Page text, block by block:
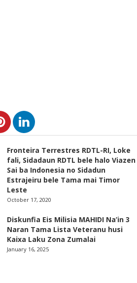
Fronteira Terrestres RDTL-RI, Loke
fali, Sidadaun RDTL bele halo Viazen
Sai ba Indonesia no Sidadun
Estrajeiru bele Tama mai Timor
Leste
October 17, 2020
Diskunfia Eis Milisia MAHIDI Na’in 3
Naran Tama Lista Veteranu husi
Kaixa Laku Zona Zumalai
January 16, 2025